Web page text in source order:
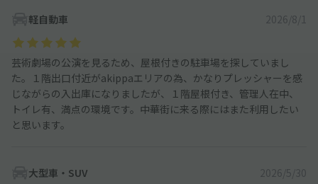
軽自動車 2026/8/1
芸術劇場の公演を見るため、屋根付きの駐車場を探していまし
た。１階出口付近がakippaエリアの為、かなりプレッシャーを感
じながらの入出庫になりましたが、１階屋根付き、管理人在中、
トイレ有、満点の環境です。中華街に来る際にはまた利用したい
と思います。
大型車・SUV 2026/5/30